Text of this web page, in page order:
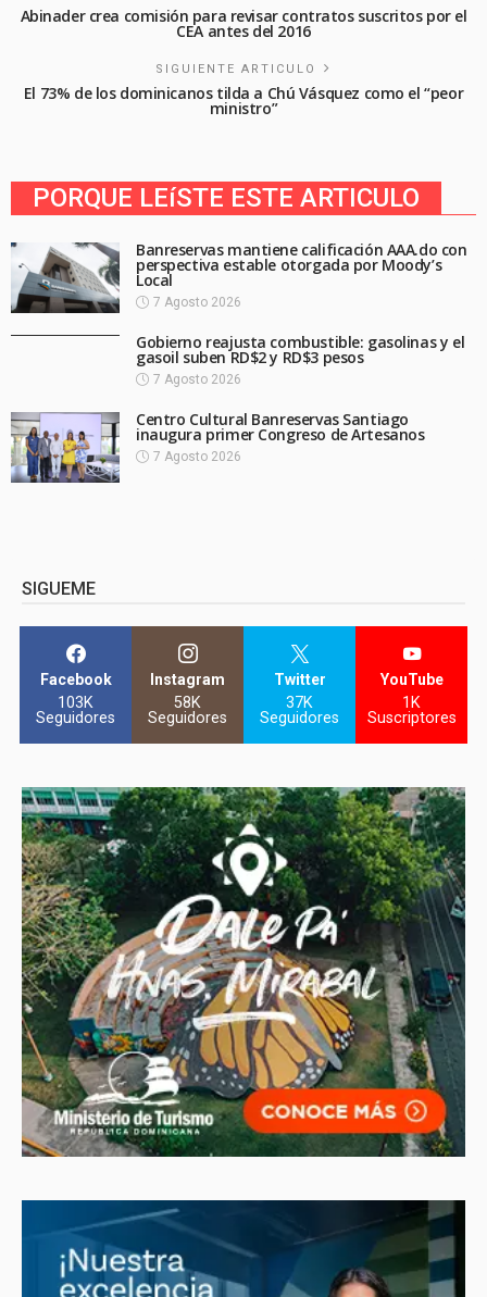
Abinader crea comisión para revisar contratos suscritos por el
CEA antes del 2016
SIGUIENTE ARTICULO
El 73% de los dominicanos tilda a Chú Vásquez como el “peor
ministro”
PORQUE LEíSTE ESTE ARTICULO
Banreservas mantiene calificación AAA.do con
perspectiva estable otorgada por Moody’s
Local
7 Agosto 2026
Gobierno reajusta combustible: gasolinas y el
gasoil suben RD$2 y RD$3 pesos
7 Agosto 2026
Centro Cultural Banreservas Santiago
inaugura primer Congreso de Artesanos
7 Agosto 2026
SIGUEME
Facebook
103K
Seguidores
Instagram
58K
Seguidores
Twitter
37K
Seguidores
YouTube
1K
Suscriptores